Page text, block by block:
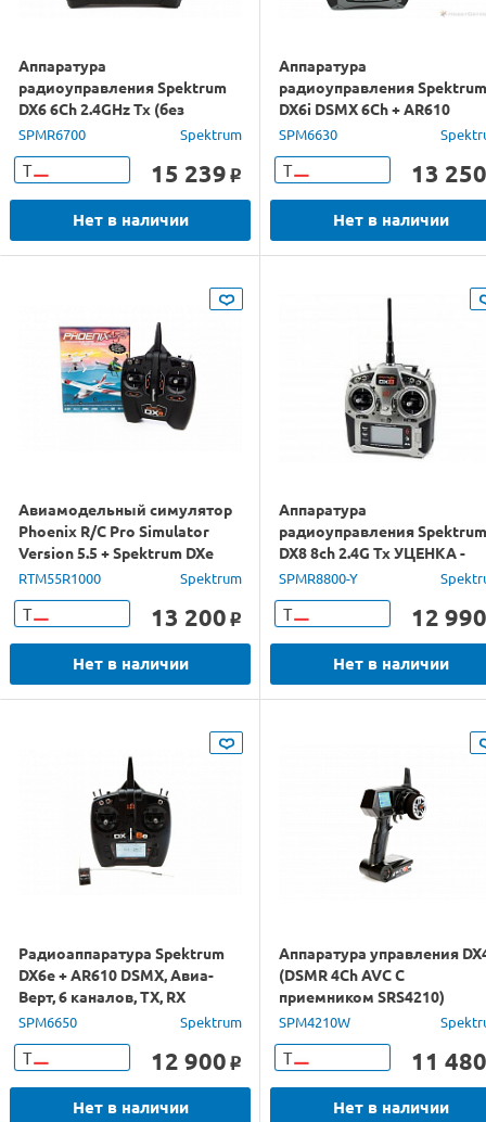
Аппаратура
радиоуправления Spektrum
DX6 6Ch 2.4GHz Tx (без
приёмника)
SPMR6700 Spektrum
Т 15 239 o
Нет в наличии
Аппаратура
радиоуправления Spektrum
DX6i DSMX 6Ch + AR610
2.4GHz Rx Tx
SPM6630
Т 13 250
Нет в наличии
Авиамодельный симулятор
Phoenix R/C Pro Simulator
Version 5.5 + Spektrum DXe
RTM55R1000 Spektrum
Т 13 200 o
Нет в наличии
Аппаратура
радиоуправления Spektrum
DX8 8ch 2.4G Tx УЦЕНКА -
некомплект, нет зарядного
устройства
SPMR8800-Y
Т 12 990
Нет в наличии
Радиоаппаратура Spektrum
DX6e + AR610 DSMX, Авиа-
Верт, 6 каналов, TX, RX
SPM6650 Spektrum
Т 12 900 o
Нет в наличии
Аппаратура управления
(DSMR 4Ch AVC С
приемником SRS4210)
SPM4210W
Т 11 480
Нет в наличии